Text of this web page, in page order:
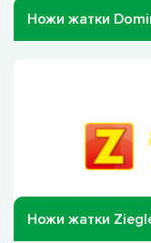
Ножи жатки
Ножи жатки